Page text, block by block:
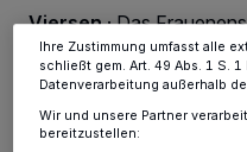
Viersen·Das
über neue ambitionierte
Informationen finden Sie in
Ihre Zustimmung umfasst alle
schließt gem. Art. 49 Abs. 1 S. 1
Datenverarbeitung außerhalb
Wir und unsere Partner
bereitzustellen: